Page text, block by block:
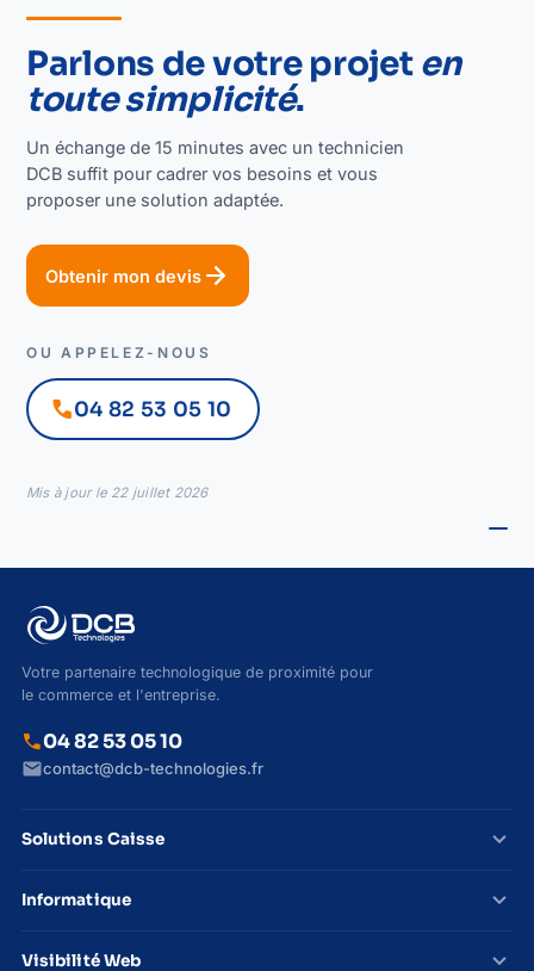
Parlons de votre projet en
toute simplicité.
Un échange de 15 minutes avec un technicien
DCB suffit pour cadrer vos besoins et vous
proposer une solution adaptée.
Obtenir mon devis arrow_forward
OU APPELEZ-NOUS
call04 82 53 05 10
Mis à jour le 22 juillet 2026
Votre partenaire technologique de proximité pour
le commerce et l'entreprise.
call04 82 53 05 10
mailcontact@dcb-technologies.fr
Solutions Caisse expand_more
Informatique expand_more
Visibilité Web expand_more